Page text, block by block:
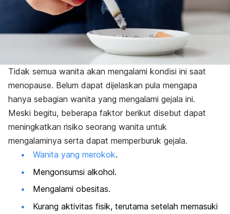
Tidak semua wanita akan mengalami kondisi ini saat
menopause. Belum dapat dijelaskan pula mengapa
hanya sebagian wanita yang mengalami gejala ini.
Meski begitu, beberapa faktor berikut disebut dapat
meningkatkan risiko seorang wanita untuk
mengalaminya serta dapat memperburuk gejala.
Wanita yang merokok.
Mengonsumsi alkohol.
Mengalami obesitas.
Kurang aktivitas fisik, terutama setelah memasuki